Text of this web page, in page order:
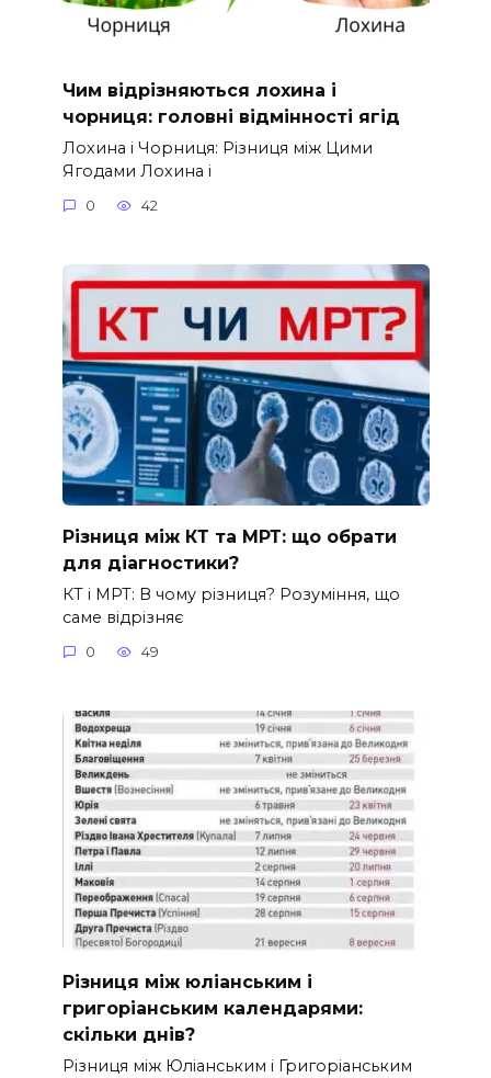
Чим відрізняються лохина і
чорниця: головні відмінності ягід
Лохина і Чорниця: Різниця між Цими
Ягодами Лохина і
0 42
Різниця між КТ та МРТ: що обрати
для діагностики?
КТ і МРТ: В чому різниця? Розуміння, що
саме відрізняє
0 49
Різниця між юліанським і
григоріанським календарями:
скільки днів?
Різниця між Юліанським і Григоріанським